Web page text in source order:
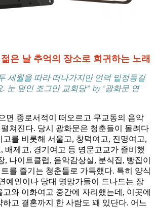
은 날 추억의 장소로 회귀하는 노래
세월을 따라 떠나가지만 언덕 밑정동길
눈 덮인 조그만 교회당” by ‘광화문 연
면 종로서적이 떠오르고 무교동의 음악
쳐진다. 당시 광화문은 청춘들이 몰려다
고를 비롯해 서울고, 창덕여고, 진명여고,
배제고, 경기여고 등 명문고교가 즐비했
, 나이트클럽, 음악감상실, 분식집, 빵집이
를 즐기는 청춘들로 가득했다. 특히 양식
예인이나 당대 명망가들이 드나드는 장
와 이화여고 중간에 자리했는데, 이곳에
고 결혼까지 한 사람도 꽤 있단다. 어느